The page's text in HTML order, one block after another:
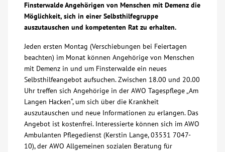
Bildung
Über uns
Veranstaltungen
Spenden
Mitmachen
Finsterwalde Angehörigen von Menschen mit Demenz die
Möglichkeit, sich in einer Selbsthilfegruppe
auszutauschen und kompetenten Rat zu erhalten.
Jeden ersten Montag (Verschiebungen bei Feiertagen
beachten) im Monat können Angehörige von Menschen
mit Demenz in und um Finsterwalde ein neues
Selbsthilfeangebot aufsuchen. Zwischen 18.00 und 20.00
Uhr treffen sich Angehörige in der AWO Tagespflege „Am
Langen Hacken“, um sich über die Krankheit
auszutauschen und neue Informationen zu erlangen. Das
Angebot ist kostenfrei. Interessierte können sich im AWO
Ambulanten Pflegedienst (Kerstin Lange, 03531 7047-
10), der AWO Allgemeinen sozialen Beratung für